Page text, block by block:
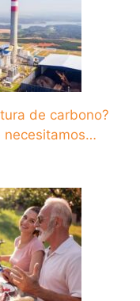
de carbono?
necesitamos…